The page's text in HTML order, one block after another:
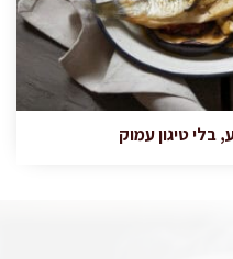
בלי טיגון עמוק